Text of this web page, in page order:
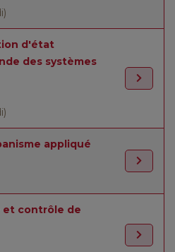
d'état
des systèmes
appliqué
et contrôle de